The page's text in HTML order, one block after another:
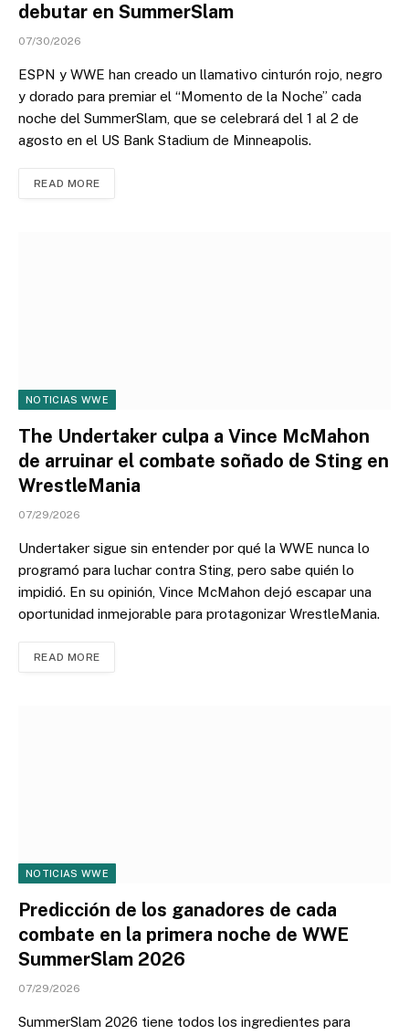
debutar en SummerSlam
07/30/2026
ESPN y WWE han creado un llamativo cinturón rojo, negro
y dorado para premiar el “Momento de la Noche” cada
noche del SummerSlam, que se celebrará del 1 al 2 de
agosto en el US Bank Stadium de Minneapolis.
READ MORE
NOTICIAS WWE
The Undertaker culpa a Vince McMahon
de arruinar el combate soñado de Sting en
WrestleMania
07/29/2026
Undertaker sigue sin entender por qué la WWE nunca lo
programó para luchar contra Sting, pero sabe quién lo
impidió. En su opinión, Vince McMahon dejó escapar una
oportunidad inmejorable para protagonizar WrestleMania.
READ MORE
NOTICIAS WWE
Predicción de los ganadores de cada
combate en la primera noche de WWE
SummerSlam 2026
07/29/2026
SummerSlam 2026 tiene todos los ingredientes para